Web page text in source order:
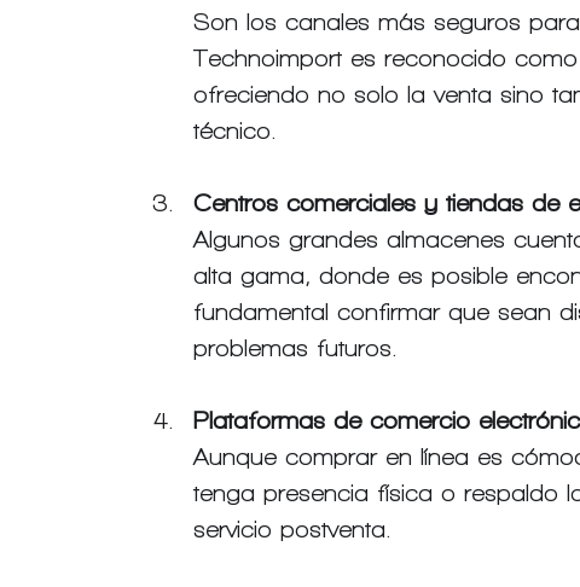
Son los canales más seguros
Technoimport es reconocido
ofreciendo no solo la venta sino
técnico.
Centros comerciales y tiendas de
Algunos grandes almacenes
alta gama, donde es posible
fundamental confirmar que sean
problemas futuros.
Plataformas de comercio
Aunque comprar en línea es
tenga presencia física o respaldo
servicio postventa.